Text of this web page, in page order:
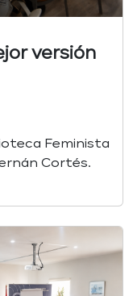
versión
Feminista
Cortés.